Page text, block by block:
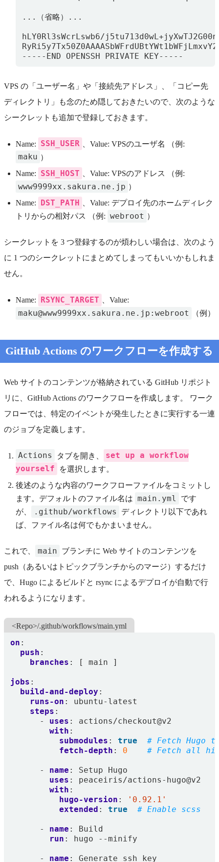
...（省略）...
hLY0Rl3sWcrLswb6/
VPS の「ユーザー名」や「接続先アドレス」、「コピー先
ディレクトリ」も念のため隠しておきたいので、次のような
シークレットも追加で登録しておきます。
Name: SSH_USER 、Value: VPSのユーザ名 （例:
maku ）
Name:
SSH_HOST 、Value: VPSのアドレス （例:
www9999xx.sakura.ne.jp ）
Name:
DST_PATH
、Value: デプロイ先のホームディレク
トリからの相対パス （例: webroot ）
シークレットを 3 つ登録するのが煩わしい場合は、次のよう
に 1 つのシークレットにまとめてしまってもいいかもしれま
せん。
Name: RSYNC_TARGET 、Value:
maku@www9999xx.sakura.ne.jp:webroot （例）
GitHub Actions のワークフローを作成する
Web サイトのコンテンツが格納されている GitHub リポジト
リに、GitHub Actions のワークフローを作成します。 ワーク
フローでは、特定のイベントが発生したときに実行する一連
のジョブを定義します。
Actions タブを開き、
set up a workflow
yourself
を選択します。
後述のような内容のワークフローファイルをコミットし
ます。デフォルトのファイル名は main.yml
です
が、
.github/workflows
ディレクトリ以下であれ
ば、ファイル名は何でもかまいません。
これで、 main
ブランチに Web サイトのコンテンツを
push（あるいはトピックブランチからのマージ）するだけ
で、Hugo によるビルドと rsync によるデプロイが自動で行
われるようになります。
<Repo>/.github/workflows/main.yml
on :
push :
branches : [ main ]
jobs :
build-and-deploy :
runs-on :
ubuntu-latest
steps :
- uses :
actions/checkout@v2
with :
submodules : true
# Fetch Hugo
fetch-depth : 0 # Fetch all
- name :
Setup Hugo
uses :
peaceiris/actions-hugo@v2
with :
hugo-version :
'0.92.1'
extended : true # Enable scss
- name :
Build
run : hugo --minify
- name :
Generate ssh key